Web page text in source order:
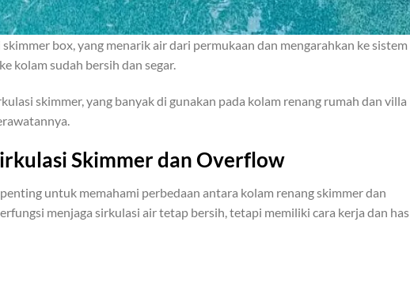
box, yang menarik air dari permukaan dan mengarahkan ke sistem
kolam sudah bersih dan segar.
skimmer, yang banyak di gunakan pada kolam renang rumah dan villa
Skimmer dan Overflow
untuk memahami perbedaan antara kolam renang skimmer dan
menjaga sirkulasi air tetap bersih, tetapi memiliki cara kerja dan